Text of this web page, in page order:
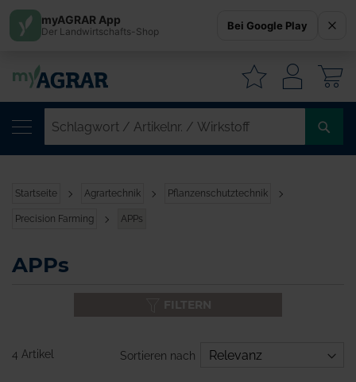
Startseite Agrartechnik Pflanzenschutztechnik
Precision Farming APPs
APPs
4 Artikel Sortieren nach
myAGRAR App
Der Landwirtschafts-Shop Bei Google Play